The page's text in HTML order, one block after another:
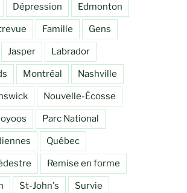
Dépression Edmonton
Famille Gens
Jasper Labrador
Montréal Nashville
Nouvelle-Écosse
Parc National
Québec
Remise en forme
St-John's Survie